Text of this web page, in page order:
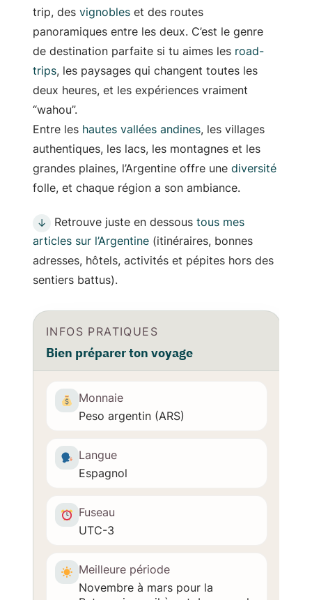
trip, des vignobles et des routes
panoramiques entre les deux. C’est le genre
de destination parfaite si tu aimes les road-
trips, les paysages qui changent toutes les
deux heures, et les expériences vraiment
“wahou”.
Entre les hautes vallées andines, les villages
authentiques, les lacs, les montagnes et les
grandes plaines, l’Argentine offre une diversité
folle, et chaque région a son ambiance.
↓ Retrouve juste en dessous tous mes
articles sur l’Argentine (itinéraires, bonnes
adresses, hôtels, activités et pépites hors des
sentiers battus).
INFOS PRATIQUES
Bien préparer ton voyage
Monnaie
Peso argentin (ARS)
Langue
Espagnol
Fuseau
UTC-3
Meilleure période
Novembre à mars pour la